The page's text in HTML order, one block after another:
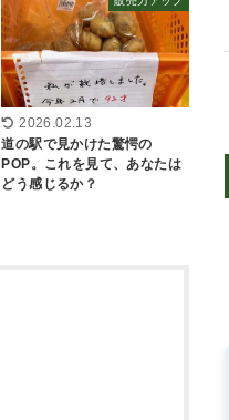
2026.02.13
道の駅で見かけた驚愕の
POP。これを見て、あなたは
どう感じるか？